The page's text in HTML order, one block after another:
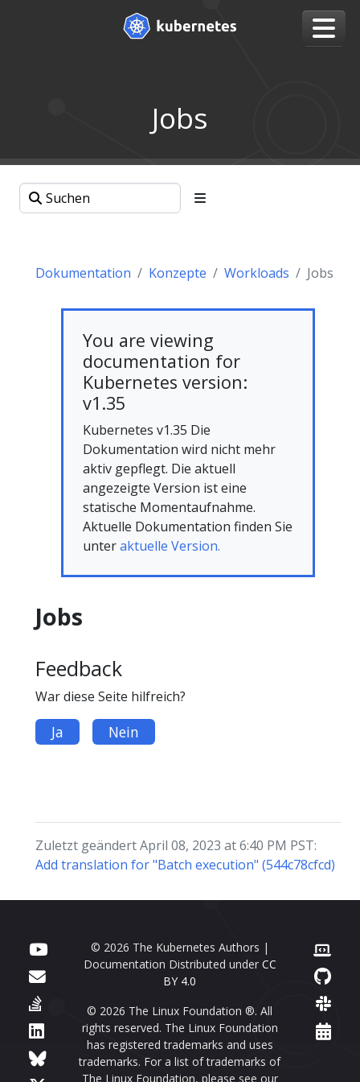
Jobs
Dokumentation Konzepte Workloads Jobs
You are viewing
documentation for
Kubernetes version:
v1.35
Kubernetes v1.35 Die
Dokumentation wird nicht mehr
aktiv gepflegt. Die aktuell
angezeigte Version ist eine
statische Momentaufnahme.
Aktuelle Dokumentation finden Sie
unteraktuelle Version.
Jobs
Feedback
War diese Seite hilfreich?
Ja Nein
Zuletzt geändert April 08, 2023 at 6:40 PM PST:
Add translation for "Batch execution" (544c78cfcd)
© 2026 The Kubernetes Authors |
Documentation Distributed under CC
BY 4.0
© 2026 The Linux Foundation ®. All
rights reserved. The Linux Foundation
has registered trademarks and uses
trademarks. For a list of trademarks of
The Linux Foundation, please see our